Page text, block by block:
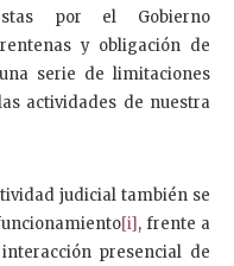
por el Gobierno
y obligación de
serie de limitaciones
actividades de nuestra
judicial también se
[i], frente a
presencial de